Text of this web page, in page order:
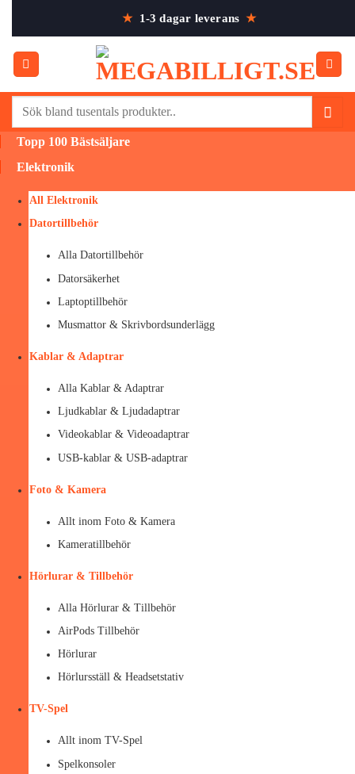
content
★ 1-3 dagar leverans ★
Topp 100 Bästsäljare
Elektronik
All Elektronik
Datortillbehör
Alla Datortillbehör
Datorsäkerhet
Laptoptillbehör
Musmattor & Skrivbordsunderlägg
Kablar & Adaptrar
Alla Kablar & Adaptrar
Ljudkablar & Ljudadaptrar
Videokablar & Videoadaptrar
USB-kablar & USB-adaptrar
Foto & Kamera
Allt inom Foto & Kamera
Kameratillbehör
Hörlurar & Tillbehör
Alla Hörlurar & Tillbehör
AirPods Tillbehör
Hörlurar
Hörlursställ & Headsetstativ
TV-Spel
Allt inom TV-Spel
Spelkonsoler